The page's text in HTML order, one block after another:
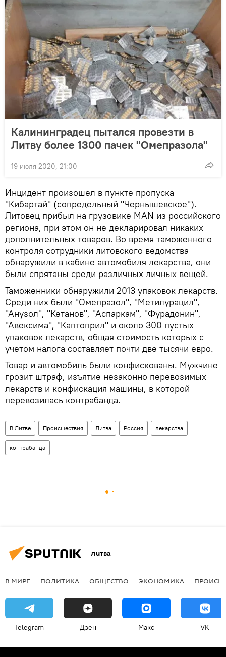
Калининградец пытался провезти в
Литву более 1300 пачек "Омепразола"
19 июля 2020, 21:00
Инцидент произошел в пункте пропуска
"Кибартай" (сопредельный "Чернышевское").
Литовец прибыл на грузовике MAN из российского
региона, при этом он не декларировал никаких
дополнительных товаров. Во время таможенного
контроля сотрудники литовского ведомства
обнаружили в кабине автомобиля лекарства, они
были спрятаны среди различных личных вещей.
Таможенники обнаружили 2013 упаковок лекарств.
Среди них были "Омепразол", "Метилурацил",
"Анузол", "Кетанов", "Аспаркам", "Фурадонин",
"Авексима", "Каптоприл" и около 300 пустых
упаковок лекарств, общая стоимость которых с
учетом налога составляет почти две тысячи евро.
Товар и автомобиль были конфискованы. Мужчине
грозит штраф, изъятие незаконно перевозимых
лекарств и конфискация машины, в которой
перевозилась контрабанда.
В Литве Происшествия Литва Россия лекарства
контрабанда
Литва
В МИРЕ ПОЛИТИКА ОБЩЕСТВО ЭКОНОМИКА
Telegram Дзен Макс VK